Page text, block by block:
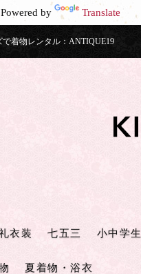
Powered by Translate
着物レンタル：ANTIQUE19
衣装 七五三 小中学生
夏着物・浴衣